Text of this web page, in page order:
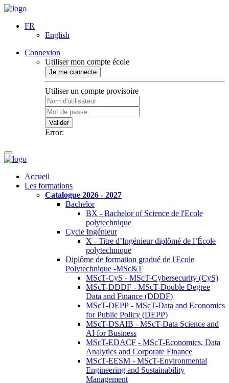
FR
English
Connexion
Utiliser mon compte école
Je me connecte
Utiliser un compte provisoire
Valider
Error:
Accueil
Les formations
Catalogue 2026 - 2027
Bachelor
BX - Bachelor of Science de l'Ecole
polytechnique
Cycle Ingénieur
X - Titre d’Ingénieur diplômé de l’École
polytechnique
Diplôme de formation gradué de l'Ecole
Polytechnique -MSc&T
MScT-CyS - MScT-Cybersecurity (CyS)
MScT-DDDF - MScT-Double Degree
Data and Finance (DDDF)
MScT-DEPP - MScT-Data and Economics
for Public Policy (DEPP)
MScT-DSAIB - MScT-Data Science and
AI for Business
MScT-EDACF - MScT-Economics, Data
Analytics and Corporate Finance
MScT-EESM - MScT-Environmental
Engineering and Sustainability
Management